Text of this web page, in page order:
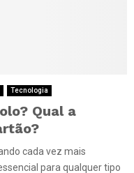
Tecnologia
Qual a
cada vez mais
para qualquer tipo